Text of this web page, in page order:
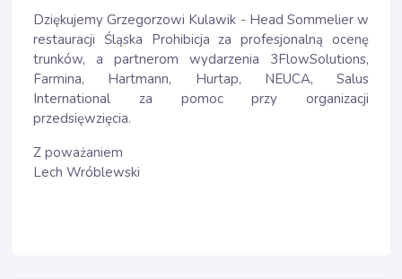
Dziękujemy Grzegorzowi Kulawik - Head Sommelier w
restauracji Śląska Prohibicja za profesjonalną ocenę
trunków, a partnerom wydarzenia 3FlowSolutions,
Farmina, Hartmann, Hurtap, NEUCA, Salus
International za pomoc przy organizacji
przedsięwzięcia.
Z poważaniem
Lech Wróblewski